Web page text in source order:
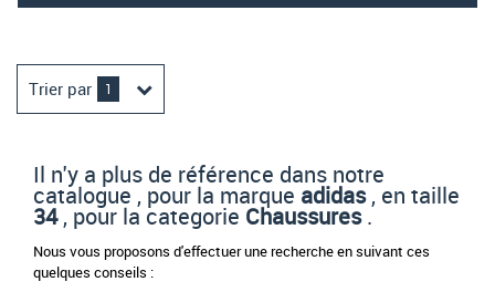
Trier par 1
Il n'y a plus de référence dans notre
catalogue , pour la marque adidas, en taille
34, pour la categorie Chaussures.
Nous vous proposons d'effectuer une recherche en suivant ces
quelques conseils :